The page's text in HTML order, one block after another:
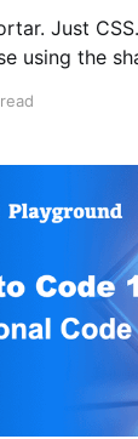
Just
using the